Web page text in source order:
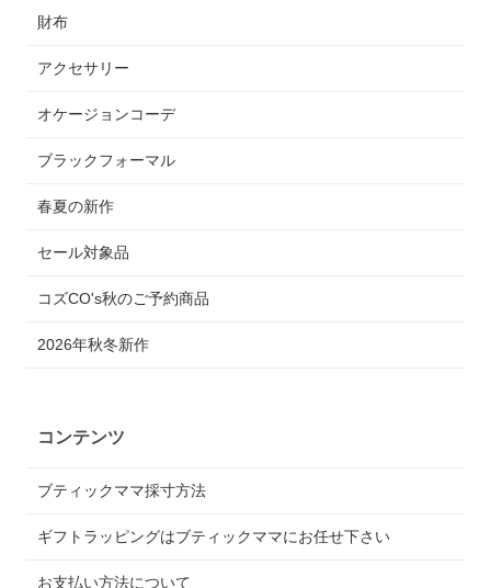
財布
アクセサリー
オケージョンコーデ
ブラックフォーマル
春夏の新作
セール対象品
コズCO's秋のご予約商品
2026年秋冬新作
コンテンツ
ブティックママ採寸方法
ギフトラッピングはブティックママにお任せ下さい
お支払い方法について